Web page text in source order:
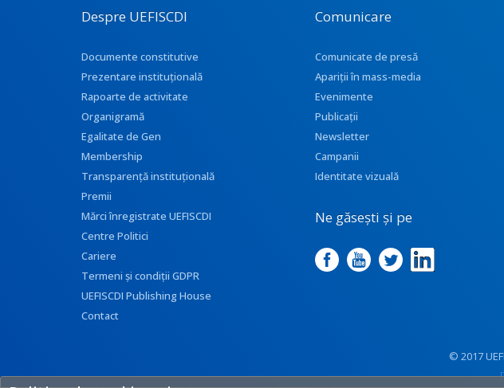
Despre UEFISCDI
Documente constitutive
Prezentare instituţională
Rapoarte de activitate
Organigramă
Egalitate de Gen
Membership
Transparenţă instituţională
Premii
Mărci înregistrate UEFISCDI
Centre Politici
Cariere
Termeni și condiții GDPR
UEFISCDI Publishing House
Contact
Comunicare
Comunicate de presă
Apariţii în mass-media
Evenimente
Publicații
Newsletter
Campanii
Identitate vizuală
Ne găsești și pe
© 2017